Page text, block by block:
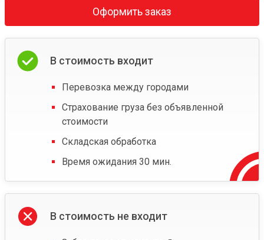
Оформить заказ
В стоимость входит
Перевозка между городами
Страхование груза без объявленной
стоимости
Складская обработка
Время ожидания 30 мин.
В стоимость не входит